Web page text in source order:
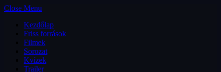
Close Menu
Kezdőlap
Friss források
Filmek
Sorozat
Kvízek
Trailer